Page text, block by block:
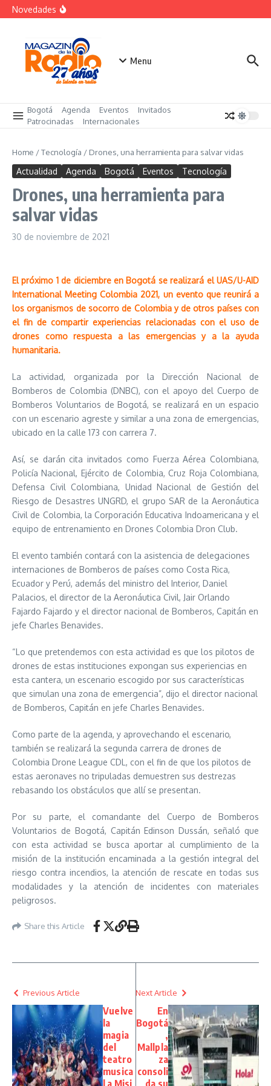
Saltar al contenido
Novedades
La posesión presidencial se verá en especial de DNEWS
sustitución de la coca
Menu
Bogotá Agenda Eventos
Invitados
Patrocinadas
Internacionales
Home /Tecnología / Drones, una herramienta para salvar vidas
Actualidad Agenda Bogotá Eventos Tecnología
Drones, una herramienta para
salvar vidas
30 de noviembre de 2021
El próximo 1 de diciembre en Bogotá se realizará el UAS/U-AID
International Meeting Colombia 2021, un evento que reunirá a
los organismos de socorro de Colombia y de otros países con
el fin de compartir experiencias relacionadas con el uso de
drones como respuesta a las emergencias y a la ayuda
humanitaria.
La actividad, organizada por la Dirección Nacional de
Bomberos de Colombia (DNBC), con el apoyo del Cuerpo de
Bomberos Voluntarios de Bogotá, se realizará en un espacio
con un escenario agreste y similar a una zona de emergencias,
ubicado en la calle 173 con carrera 7.
Así, se darán cita invitados como Fuerza Aérea Colombiana,
Policía Nacional, Ejército de Colombia, Cruz Roja Colombiana,
Defensa Civil Colombiana, Unidad Nacional de Gestión del
Riesgo de Desastres UNGRD, el grupo SAR de la Aeronáutica
Civil de Colombia, la Corporación Educativa Indoamericana y el
equipo de entrenamiento en Drones Colombia Dron Club.
El evento también contará con la asistencia de delegaciones
internaciones de Bomberos de países como Costa Rica,
Ecuador y Perú, además del ministro del Interior, Daniel
Palacios, el director de la Aeronáutica Civil, Jair Orlando
Fajardo Fajardo y el director nacional de Bomberos, Capitán en
jefe Charles Benavides.
“Lo que pretendemos con esta actividad es que los pilotos de
drones de estas instituciones expongan sus experiencias en
esta cantera, un escenario escogido por sus características
que simulan una zona de emergencia”, dijo el director nacional
de Bomberos, Capitán en jefe Charles Benavides.
Como parte de la agenda, y aprovechando el escenario,
también se realizará la segunda carrera de drones de
Colombia Drone League CDL, con el fin de que los pilotos de
estas aeronaves no tripuladas demuestren sus destrezas
rebasando los obstáculos que allí se presentan.
Por su parte, el comandante del Cuerpo de Bomberos
Voluntarios de Bogotá, Capitán Edinson Dussán, señaló que
con esta actividad se busca aportar al cumplimiento de la
misión de la institución encaminada a la gestión integral del
riesgo contra incendios, la atención de rescate en todas sus
modalidades y la atención de incidentes con materiales
peligrosos.
Share this Article
Previous Article
Vuelve
la
magia
del
teatro
musica
l a Misi
Next Article
En
Bogotá
,
Mallpla
za
consoli
da su